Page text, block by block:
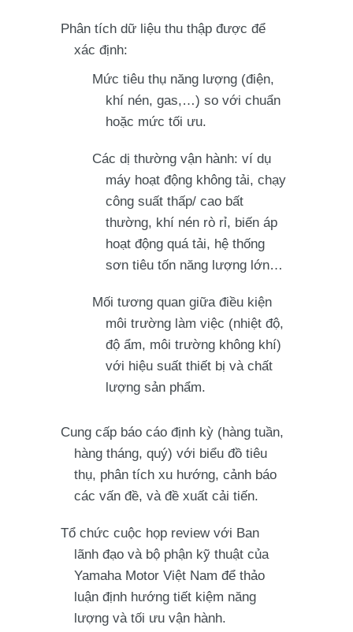
Phân tích dữ liệu thu thập được để
xác định:
Mức tiêu thụ năng lượng (điện,
khí nén, gas,…) so với chuẩn
hoặc mức tối ưu.
Các dị thường vận hành: ví dụ
máy hoạt động không tải, chạy
công suất thấp/ cao bất
thường, khí nén rò rỉ, biến áp
hoạt động quá tải, hệ thống
sơn tiêu tốn năng lượng lớn…
Mối tương quan giữa điều kiện
môi trường làm việc (nhiệt độ,
độ ẩm, môi trường không khí)
với hiệu suất thiết bị và chất
lượng sản phẩm.
Cung cấp báo cáo định kỳ (hàng tuần,
hàng tháng, quý) với biểu đồ tiêu
thụ, phân tích xu hướng, cảnh báo
các vấn đề, và đề xuất cải tiến.
Tổ chức cuộc họp review với Ban
lãnh đạo và bộ phận kỹ thuật của
Yamaha Motor Việt Nam để thảo
luận định hướng tiết kiệm năng
lượng và tối ưu vận hành.